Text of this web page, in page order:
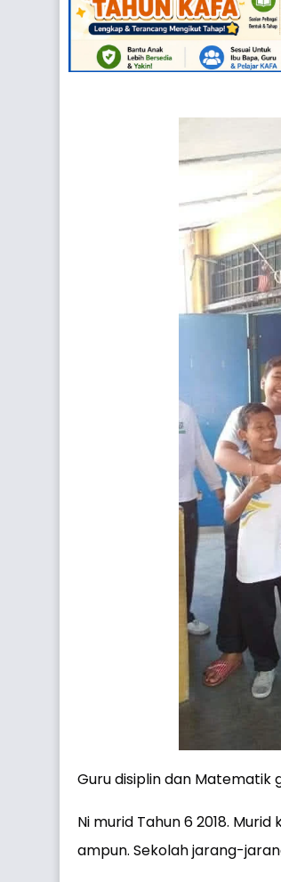
Guru disiplin dan Matematik
Ni murid Tahun 6 2018.
ampun. Sekolah jarang-